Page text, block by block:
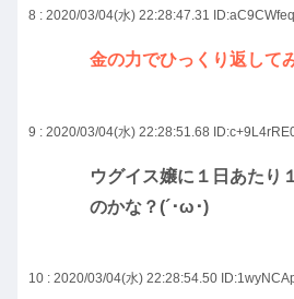
8 : 2020/03/04(水) 22:28:47.31
金の力でひっくり返して
9 : 2020/03/04(水) 22:28:51.68
ウグイス嬢に１日あたり
のかな？(´･ω･)
10 : 2020/03/04(水) 22:28:54.50